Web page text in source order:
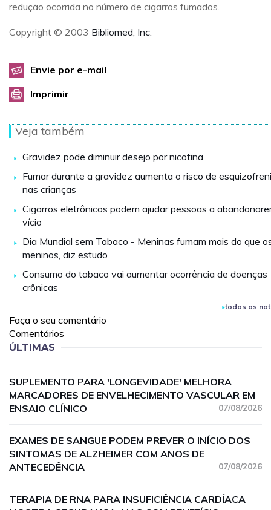
redução ocorrida no número de cigarros fumados.
Copyright © 2003 Bibliomed, Inc.
Envie por e-mail
Imprimir
Veja também
Gravidez pode diminuir desejo por nicotina
Fumar durante a gravidez aumenta o risco de
nas crianças
Cigarros eletrônicos podem ajudar pessoas a
vício
Dia Mundial sem Tabaco - Meninas fumam mais do que
meninos, diz estudo
Consumo do tabaco vai aumentar ocorrência de doenças
crônicas
todas as
Faça o seu comentário
Comentários
ÚLTIMAS
SUPLEMENTO PARA 'LONGEVIDADE' MELHORA
MARCADORES DE ENVELHECIMENTO VASCULAR EM
ENSAIO CLÍNICO
07/08/2026
EXAMES DE SANGUE PODEM PREVER O INÍCIO DOS
SINTOMAS DE ALZHEIMER COM ANOS DE
ANTECEDÊNCIA
07/08/2026
TERAPIA DE RNA PARA INSUFICIÊNCIA CARDÍACA